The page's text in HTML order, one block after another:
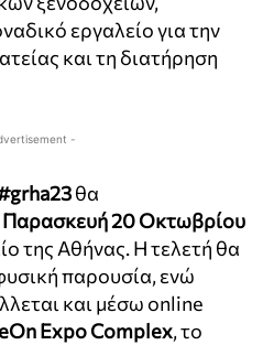
εργαλείο για την
και τη διατήρηση
-
θα
Παρασκευή 20 Οκτωβρίου
της Αθήνας. Η τελετή θα
παρουσία, ενώ
και μέσω online
Expo Complex, το